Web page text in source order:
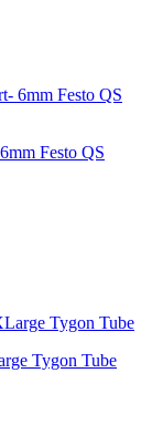
Festo QS
Tygon Tube